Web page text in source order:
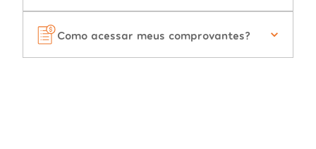
Como acessar meus comprovantes?